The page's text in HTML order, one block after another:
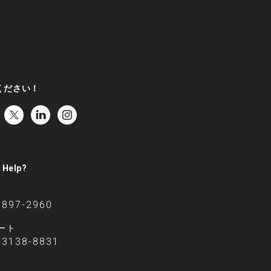
ださい！
Help?
2960
ト
8831